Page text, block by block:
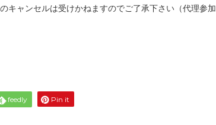
キャンセルは受けかねますのでご了承下さい（代理参加
feedly Pin it